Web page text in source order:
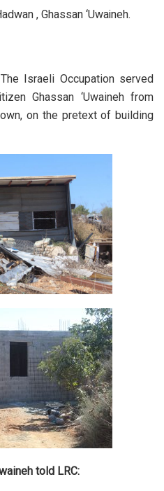
, Ghassan ‘Uwaineh.
Israeli Occupation served
Ghassan ‘Uwaineh from
on the pretext of building
told LRC: